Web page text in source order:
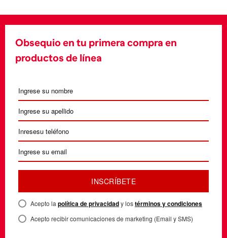
Obsequio en tu primera compra en
productos de línea
INSCRÍBETE
Acepto la política de privacidady lostérminos y condiciones
Acepto recibir comunicaciones de marketing (Email y SMS)